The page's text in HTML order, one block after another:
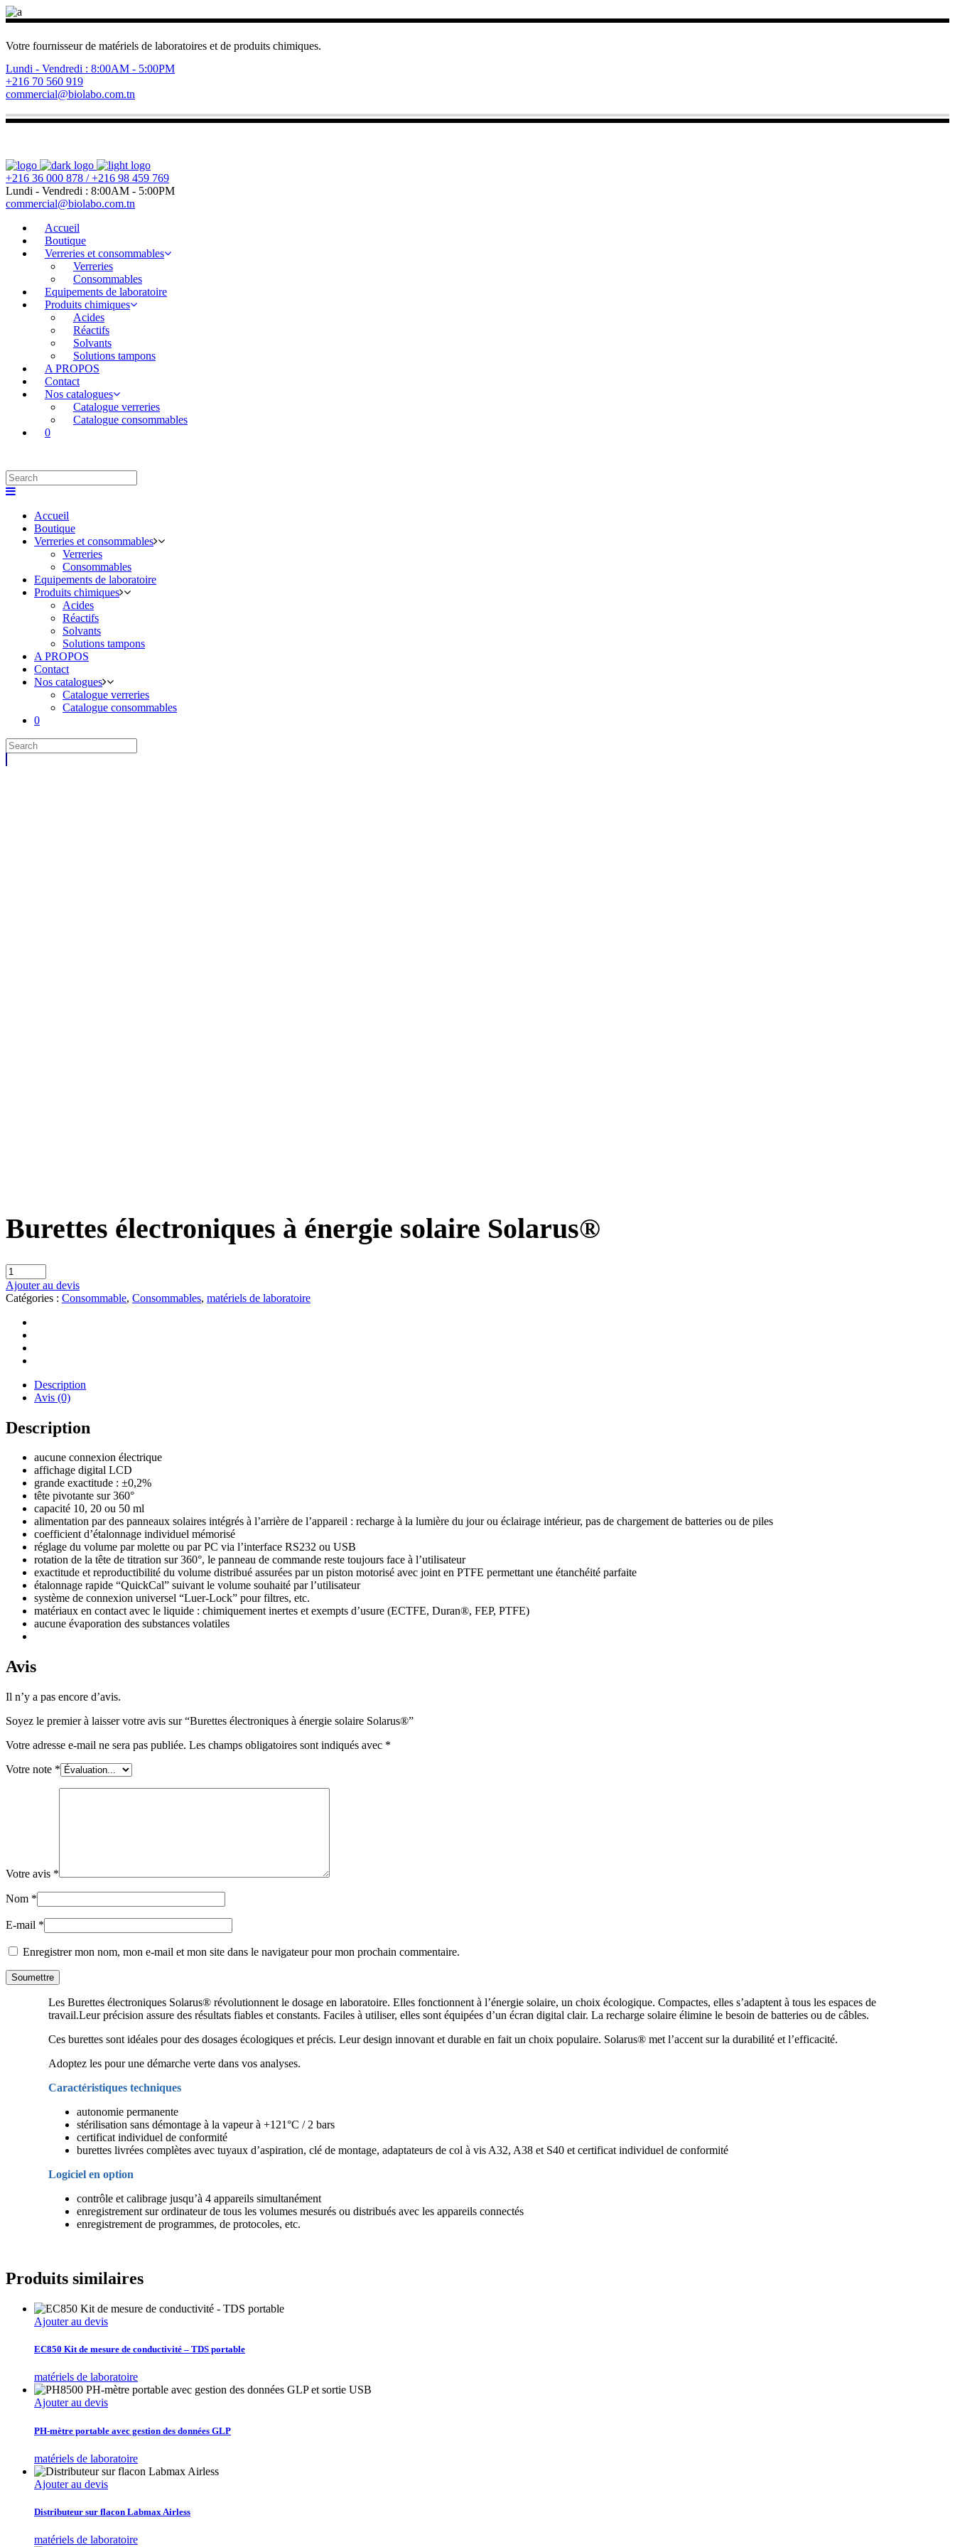
Votre fournisseur de matériels de laboratoires et de produits chimiques.
Lundi - Vendredi : 8:00AM - 5:00PM
+216 70 560 919
commercial@biolabo.com.tn
+216 36 000 878 / +216 98 459 769
Lundi - Vendredi : 8:00AM - 5:00PM
commercial@biolabo.com.tn
Accueil
Boutique
Verreries et consommables
Verreries
Consommables
Equipements de laboratoire
Produits chimiques
Acides
Réactifs
Solvants
Solutions tampons
A PROPOS
Contact
Nos catalogues
Catalogue verreries
Catalogue consommables
0
Accueil
Boutique
Verreries et consommables
Verreries
Consommables
Equipements de laboratoire
Produits chimiques
Acides
Réactifs
Solvants
Solutions tampons
A PROPOS
Contact
Nos catalogues
Catalogue verreries
Catalogue consommables
0
Burettes électroniques à énergie solaire Solarus®
Ajouter au devis
Catégories : Consommable, Consommables, matériels de laboratoire
Description
Avis (0)
Description
aucune connexion électrique
affichage digital LCD
grande exactitude : ±0,2%
tête pivotante sur 360°
capacité 10, 20 ou 50 ml
alimentation par des panneaux solaires intégrés à l’arrière de l’appareil : recharge à la lumière du jour ou éclairage intérieur, pas de chargement de batteries ou de piles
coefficient d’étalonnage individuel mémorisé
réglage du volume par molette ou par PC via l’interface RS232 ou USB
rotation de la tête de titration sur 360°, le panneau de commande reste toujours face à l’utilisateur
exactitude et reproductibilité du volume distribué assurées par un piston motorisé avec joint en PTFE permettant une étanchéité parfaite
étalonnage rapide “QuickCal” suivant le volume souhaité par l’utilisateur
système de connexion universel “Luer-Lock” pour filtres, etc.
matériaux en contact avec le liquide : chimiquement inertes et exempts d’usure (ECTFE, Duran®, FEP, PTFE)
aucune évaporation des substances volatiles
Avis
Il n’y a pas encore d’avis.
Soyez le premier à laisser votre avis sur “Burettes électroniques à énergie solaire Solarus®”
Votre adresse e-mail ne sera pas publiée. Les champs obligatoires sont indiqués avec *
Votre note *
Votre avis *
Nom *
E-mail *
Enregistrer mon nom, mon e-mail et mon site dans le navigateur pour mon prochain commentaire.
Les Burettes électroniques Solarus® révolutionnent le dosage en laboratoire. Elles fonctionnent à l’énergie solaire, un choix écologique. Compactes, elles s’adaptent à tous les espaces de
travail.Leur précision assure des résultats fiables et constants. Faciles à utiliser, elles sont équipées d’un écran digital clair. La recharge solaire élimine le besoin de batteries ou de câbles.
Ces burettes sont idéales pour des dosages écologiques et précis. Leur design innovant et durable en fait un choix populaire. Solarus® met l’accent sur la durabilité et l’efficacité.
Adoptez les pour une démarche verte dans vos analyses.
Caractéristiques techniques
autonomie permanente
stérilisation sans démontage à la vapeur à +121°C / 2 bars
certificat individuel de conformité
burettes livrées complètes avec tuyaux d’aspiration, clé de montage, adaptateurs de col à vis A32, A38 et S40 et certificat individuel de conformité
Logiciel en option
contrôle et calibrage jusqu’à 4 appareils simultanément
enregistrement sur ordinateur de tous les volumes mesurés ou distribués avec les appareils connectés
enregistrement de programmes, de protocoles, etc.
Produits similaires
Ajouter au devis
EC850 Kit de mesure de conductivité – TDS portable
matériels de laboratoire
Ajouter au devis
PH-mètre portable avec gestion des données GLP
matériels de laboratoire
Ajouter au devis
Distributeur sur flacon Labmax Airless
matériels de laboratoire